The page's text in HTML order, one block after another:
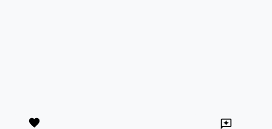
favorite reviews